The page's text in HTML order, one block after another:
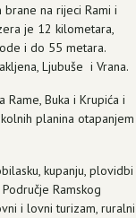
na rijeci Rami i
je 12 kilometara,
i do 55 metara.
Ljubuše i Vrana.
Buka i Krupića i
planina otapanjem
kupanju, plovidbi
Ramskog
i lovni turizam, ruralni